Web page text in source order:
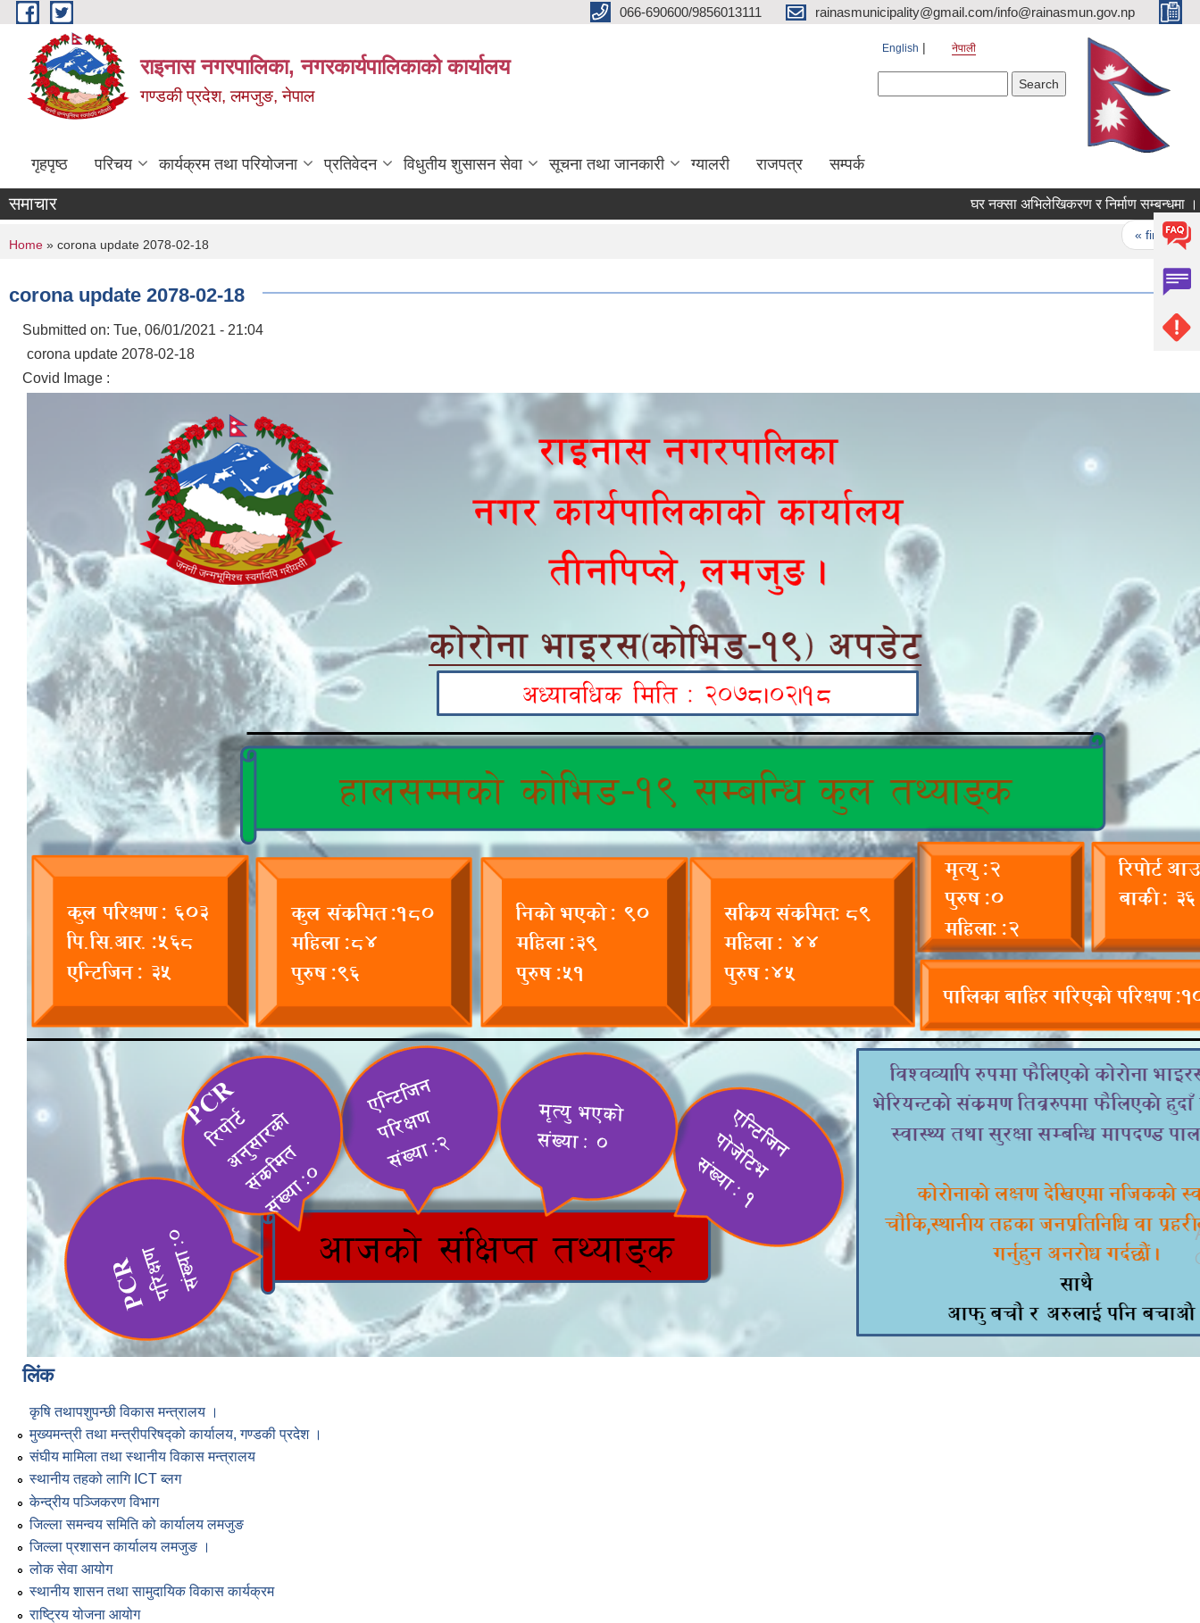
Skip to main content 066-690600/9856013111 rainasmunicipality@gmail.com/info@rainasmun.gov.np
राइनास नगरपालिका, नगरकार्यपालिकाको कार्यालय
गण्डकी प्रदेश, लमजुङ, नेपाल
English नेपाली
गृहपृष्ठ परिचय कार्यक्रम तथा परियोजना प्रतिवेदन विधुतीय शुसासन सेवा सूचना तथा जानकारी ग्यालरी राजपत्र सम्पर्क
समाचार घर नक्सा अभिलेखिकरण र निर्माण सम्बन्धमा ।
« first ‹
You are here
Home » corona update 2078-02-18
corona update 2078-02-18
Submitted on: Tue, 06/01/2021 - 21:04
corona update 2078-02-18
Covid Image :
लिंक
कृषि तथापशुपन्छी विकास मन्त्रालय ।
मुख्यमन्त्री तथा मन्त्रीपरिषद्को कार्यालय, गण्डकी प्रदेश ।
संघीय मामिला तथा स्थानीय विकास मन्त्रालय
स्थानीय तहको लागि ICT ब्लग
केन्द्रीय पञ्जिकरण विभाग
जिल्ला समन्वय समिति को कार्यालय लमजुङ
जिल्ला प्रशासन कार्यालय लमजुङ ।
लोक सेवा आयोग
स्थानीय शासन तथा सामुदायिक विकास कार्यक्रम
राष्ट्रिय योजना आयोग